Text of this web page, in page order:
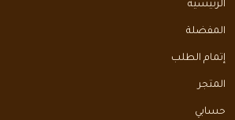
الرئيسية
المفضلة
إتمام الطلب
المتجر
حسابي